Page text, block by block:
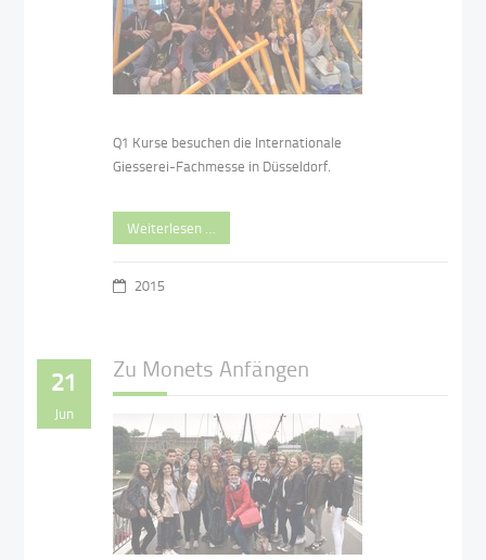
Q1 Kurse besuchen die Internationale
Giesserei-Fachmesse in Düsseldorf.
Weiterlesen …
2015
21
Jun
Zu Monets Anfängen